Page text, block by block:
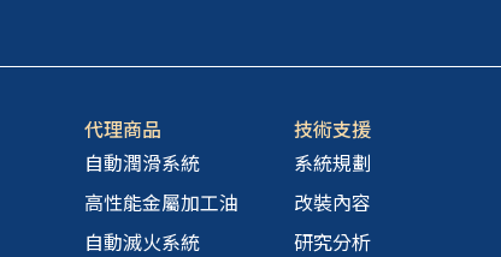
代理商品
自動潤滑系統
高性能金屬加工油
自動滅火系統
技術支援
系統規劃
改裝內容
研究分析